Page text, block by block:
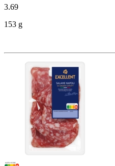
3.69
153 g